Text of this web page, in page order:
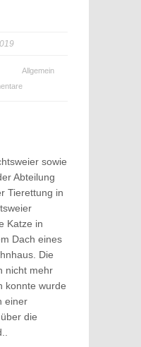
Allgemein
sowie
Abteilung
Tierettung in
Katze in
Dach eines
Die
nicht mehr
konnte wurde
einer
die